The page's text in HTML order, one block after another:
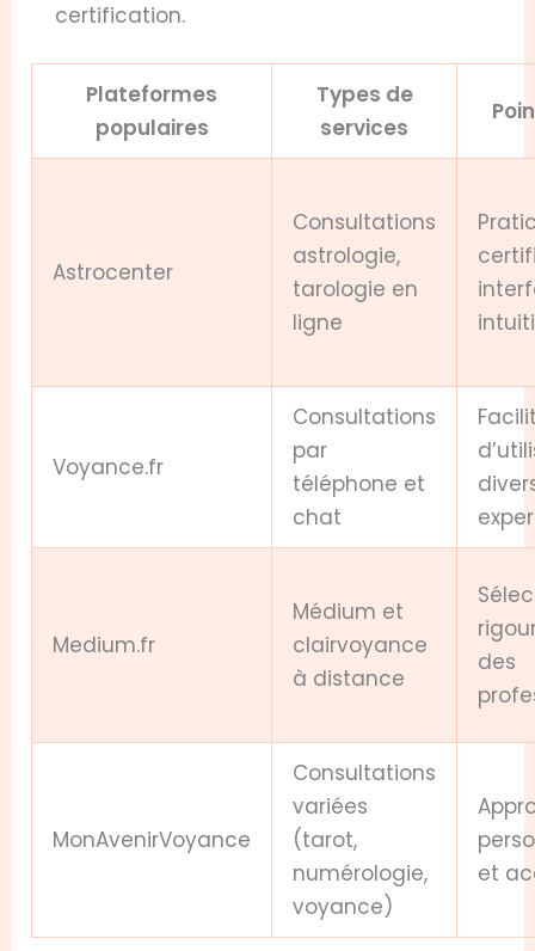
certification.
Plateformes
populaires
Types de
services
Astrocenter
Consultations
astrologie,
tarologie en
ligne
Voyance.fr
Consultations
par
téléphone et
chat
Medium.fr
Médium et
clairvoyance
à distance
des
MonAvenirVoyance
Consultations
variées
(tarot,
numérologie,
voyance)
et